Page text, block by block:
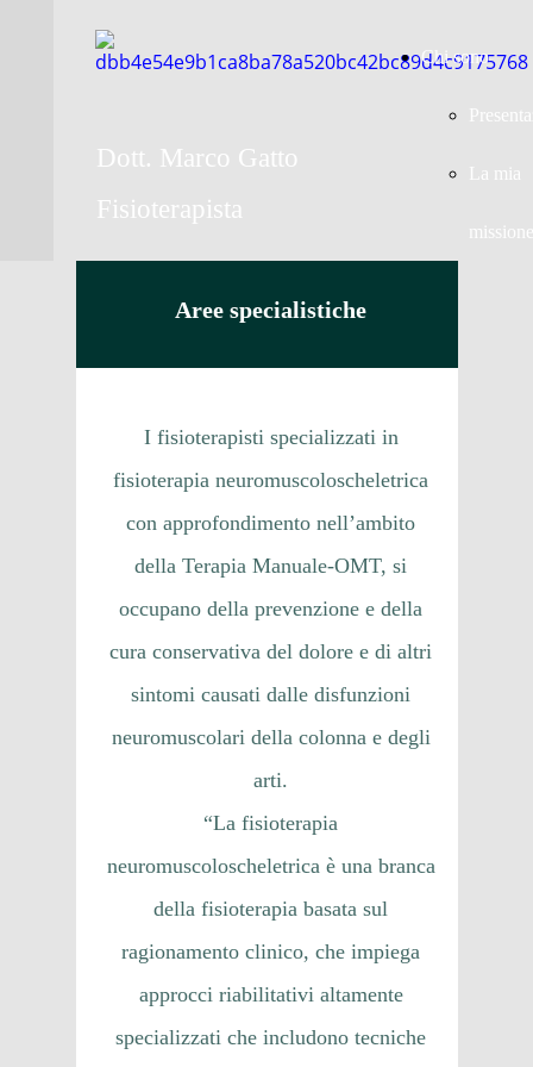
Dott. Marco Gatto
Fisioterapista
Chi sono
La mia
missione
Aree specialistiche
I fisioterapisti specializzati in
fisioterapia neuromuscoloscheletrica
con approfondimento nell’ambito
della Terapia Manuale-OMT, si
occupano della prevenzione e della
cura conservativa del dolore e di altri
sintomi causati dalle disfunzioni
neuromuscolari della colonna e degli
arti.
“La fisioterapia
neuromuscoloscheletrica è una branca
della fisioterapia basata sul
ragionamento clinico, che impiega
approcci riabilitativi altamente
specializzati che includono tecniche